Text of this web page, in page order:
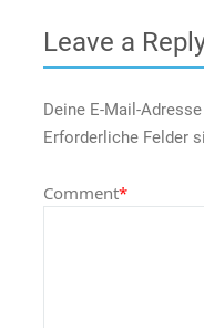
Leave a
Deine E-Mail-
Erforderliche Felder
Comment*